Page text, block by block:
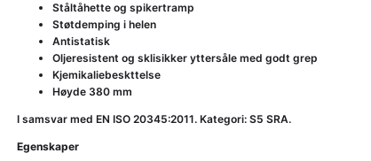
Ståltåhette og spikertramp
Støtdemping i helen
Antistatisk
Oljeresistent og sklisikker yttersåle med godt grep
Kjemikaliebeskttelse
Høyde 380 mm
I samsvar med EN ISO 20345:2011. Kategori: S5 SRA.
Egenskaper